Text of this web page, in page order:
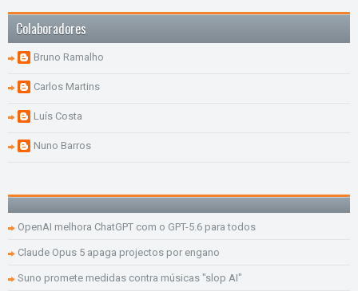
Colaboradores
Bruno Ramalho
Carlos Martins
Luís Costa
Nuno Barros
OpenAI melhora ChatGPT com o GPT-5.6 para todos
Claude Opus 5 apaga projectos por engano
Suno promete medidas contra músicas "slop AI"